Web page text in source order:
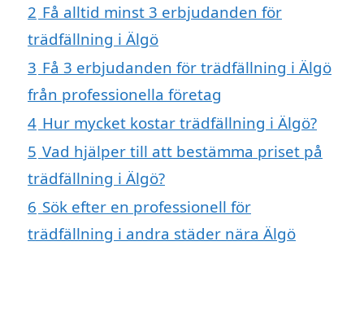
2 Få alltid minst 3 erbjudanden för
trädfällning i Älgö
3 Få 3 erbjudanden för trädfällning i Älgö
från professionella företag
4 Hur mycket kostar trädfällning i Älgö?
5 Vad hjälper till att bestämma priset på
trädfällning i Älgö?
6 Sök efter en professionell för
trädfällning i andra städer nära Älgö